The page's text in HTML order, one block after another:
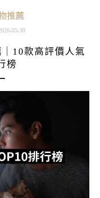
推薦
05-30
｜10款高評價人氣
榜